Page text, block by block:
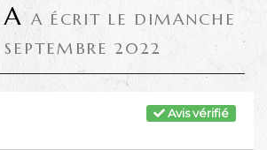
A ÉCRIT LE DIMANCHE
SEPTEMBRE 2022
Avis vérifié